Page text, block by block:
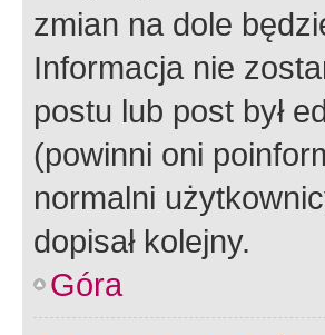
zmian na dole
Informacja nie
postu lub post był
(powinni oni
normalni
dopisał kolejny.
Góra